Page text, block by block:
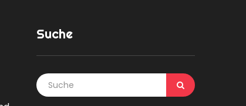
Suche